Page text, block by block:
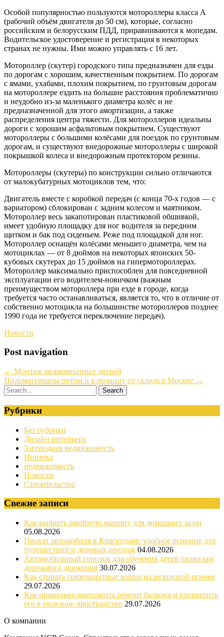
Особой популярностью пользуются мотороллеры класса A
(рабочий объём двигателя до 50 см), которые, согласно
российским и белорусским ПДД, приравниваются к мопедам.
Водительское удостоверение и регистрация в некоторых
странах не нужны. Ими можно управлять с 16 лет.
Мотороллер (скутер) городского типа предназначен для езды
по дорогам с хорошим, качественным покрытием. По дорогам
с ямами, ухабами, плохим покрытием, по грунтовым дорогам
на мотороллере ездить на большие расстояния проблематично
и неудобно из-за маленького диаметра колёс и не
предназначенной для этого амортизации, а также
распределения центра тяжести. Для мотороллеров идеальны
дороги с хорошим асфальтовым покрытием. Существуют
мотороллеры с большими колёсами для поездок по грунтовым
дорогам, и существуют внедорожные мотороллеры с широкой
покрышкой колеса и внедорожным протектором резины.
Мотороллеры (скутеры) по конструкции сильно отличаются
от малокубатурных мотоциклов тем, что:
Двигатель вместе с коробкой передач (с конца 70-х годов — с
вариатором) сблокирован с задним колесом и маятником.
Мотороллер весь закапотирован пластиковой обшивкой,
имеет удобную площадку для ног водителя за передним
щитком и бак под сиденьем. Реже под площадкой для ног.
Мотороллер оснащён колёсами меньшего диаметра, чем на
мотоциклах — от 8 дюймов на некоторых японских 50-
кубовых скутерах до 15 дюймов на гипермотороллерах.
Мотороллер максимально приспособлен для повседневной
эксплуатации его водителем-новичком (важным
преимуществом мотороллера при езде в городе, когда
требуется часто останавливаться, является то, что в отличие от
собственно мотоцикла на большинстве мотороллеров позднее
1990 года не требуется переключение передач).
Новости
Post navigation
← Монтаж межкомнатных дверей
Пиломатериалы оптом и в розницу со склада в Москве →
Рубрики
Без рубрики
Дизайн интерьера
Загородная недвижимость
Ипотека
недвижимость
Новости
Строительство
Свежие записи
Как выбрать швейную машину для домашних задач
05.08.2026
Прокат автомобиля в Краснодаре: удобное решение для
путешествий и деловых поездок 04.08.2026
Автомобильный городок для обучения детей правилам
дорожного движения 30.07.2026
Как стирать грязезащитные ковры на резиновой основе
29.07.2026
Как правильно выполнить ремонт балкона и превратить
его в полезное пространство 29.07.2026
О компании